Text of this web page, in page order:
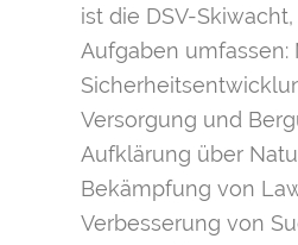
ist die DSV-
Aufgaben
Versorgung und
Aufklärung über
Bekämpfung von
Verbesserung von